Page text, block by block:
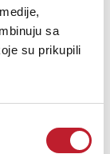
sa
su prikupili
94.680,00
107.880,00
monitoring
and